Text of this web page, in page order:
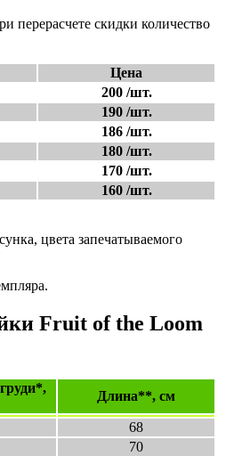
перерасчете скидки количество
Цена
200 /шт.
190 /шт.
186 /шт.
180 /шт.
170 /шт.
160 /шт.
цвета запечатываемого
Fruit of the Loom
Длина**, см
68
70